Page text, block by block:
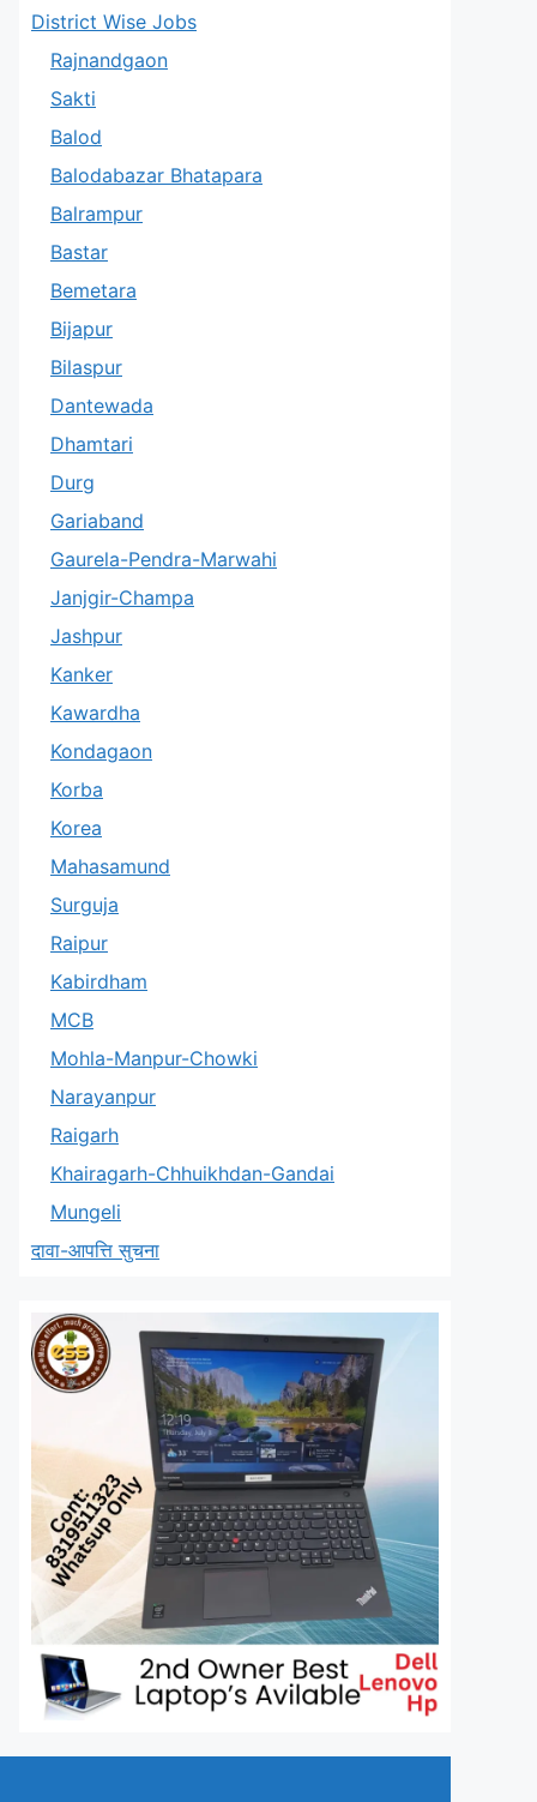
District Wise Jobs
Rajnandgaon
Sakti
Balod
Balodabazar Bhatapara
Balrampur
Bastar
Bemetara
Bijapur
Bilaspur
Dantewada
Dhamtari
Durg
Gariaband
Gaurela-Pendra-Marwahi
Janjgir-Champa
Jashpur
Kanker
Kawardha
Kondagaon
Korba
Korea
Mahasamund
Surguja
Raipur
Kabirdham
MCB
Mohla-Manpur-Chowki
Narayanpur
Raigarh
Khairagarh-Chhuikhdan-Gandai
Mungeli
दावा-आपत्ति सुचना